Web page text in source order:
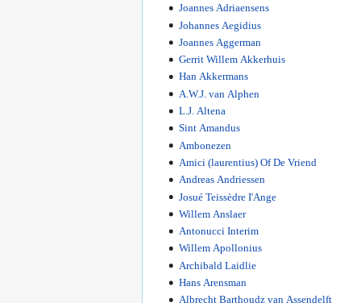
Joannes Adriaensens
Johannes Aegidius
Joannes Aggerman
Gerrit Willem Akkerhuis
Han Akkermans
A.W.J. van Alphen
L.J. Altena
Sint Amandus
Ambonezen
Amici (laurentius) Of De Vriend
Andreas Andriessen
Josué Teissèdre I'Ange
Willem Anslaer
Antonucci Interim
Willem Apollonius
Archibald Laidlie
Hans Arensman
Albrecht Barthoudz van Assendelft